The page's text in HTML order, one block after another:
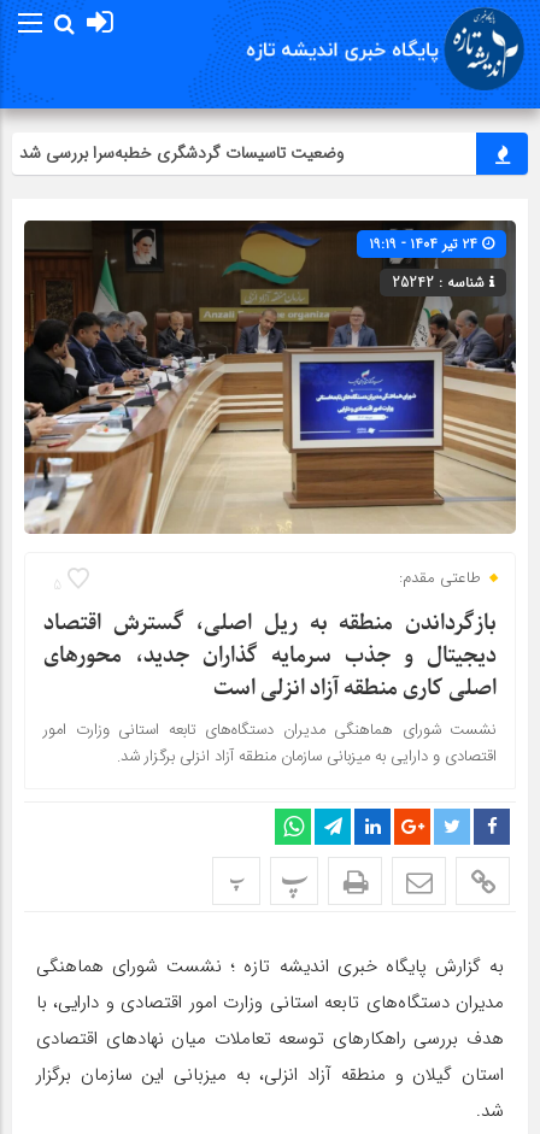
وضعیت تاسیسات گردشگری خطبه‌سرا بررسی شد
شناسه : 25242
5 طاعتی مقدم:
بازگرداندن منطقه به ریل اصلی، گسترش اقتصاد
دیجیتال و جذب سرمایه گذاران جدید، محورهای
اصلی كاری منطقه آزاد انزلی است
نشست شورای هماهنگی مدیران دستگاه‌های تابعه استانی وزارت امور
اقتصادی و دارایی به میزبانی سازمان منطقه آزاد انزلی برگزار شد.
پ پ
به گزارش پایگاه خبری اندیشه تازه ؛ نشست شورای هماهنگی
مدیران دستگاه‌های تابعه استانی وزارت امور اقتصادی و دارایی، با
هدف بررسی راهکارهای توسعه تعاملات میان نهادهای اقتصادی
استان گیلان و منطقه آزاد انزلی، به میزبانی این سازمان برگزار
شد.